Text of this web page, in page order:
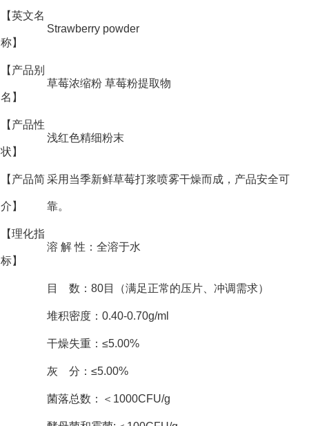
【英文名
称】
Strawberry powder
【产品别
名】
草莓浓缩粉 草莓粉提取物
【产品性
状】
浅红色精细粉末
【产品简
介】
采用当季新鲜草莓打浆喷雾干燥而成，产品安全可
靠。
【理化指
标】
溶 解 性：全溶于水
目 数：80目（满足正常的压片、冲调需求）
堆积密度：0.40-0.70g/ml
干燥失重：≤5.00%
灰 分：≤5.00%
菌落总数：＜1000CFU/g